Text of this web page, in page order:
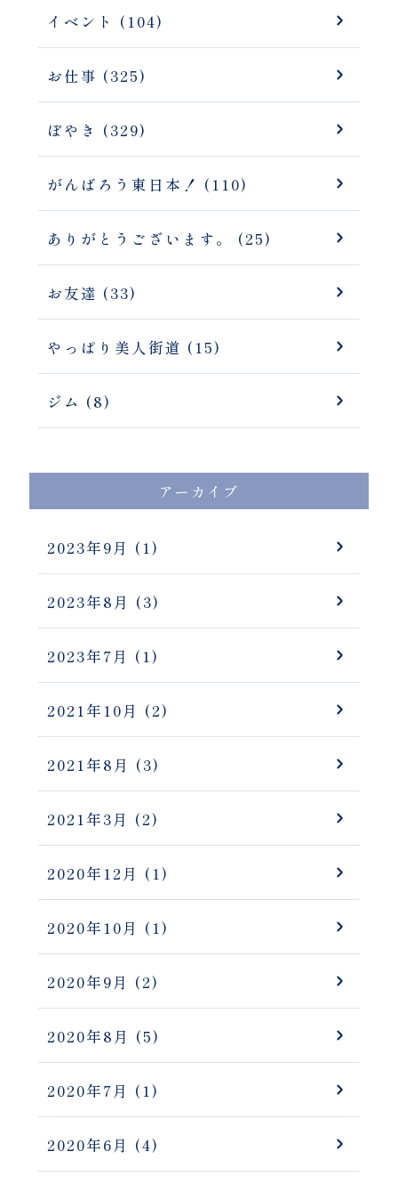
イベント (104)
お仕事 (325)
ぼやき (329)
がんばろう東日本！ (110)
ありがとうございます。 (25)
お友達 (33)
やっぱり美人街道 (15)
ジム (8)
アーカイブ
2023年9月 (1)
2023年8月 (3)
2023年7月 (1)
2021年10月 (2)
2021年8月 (3)
2021年3月 (2)
2020年12月 (1)
2020年10月 (1)
2020年9月 (2)
2020年8月 (5)
2020年7月 (1)
2020年6月 (4)